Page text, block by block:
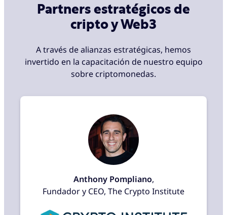
Partners estratégicos de
cripto y Web3
A través de alianzas estratégicas, hemos
invertido en la capacitación de nuestro equipo
sobre criptomonedas.
Anthony Pompliano,
Fundador y CEO, The Crypto Institute